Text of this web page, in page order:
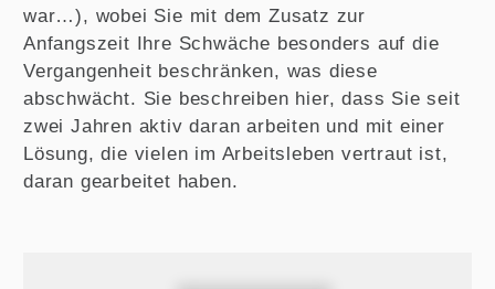
war…), wobei Sie mit dem Zusatz zur
Anfangszeit Ihre Schwäche besonders auf die
Vergangenheit beschränken, was diese
abschwächt. Sie beschreiben hier, dass Sie seit
zwei Jahren aktiv daran arbeiten und mit einer
Lösung, die vielen im Arbeitsleben vertraut ist,
daran gearbeitet haben.